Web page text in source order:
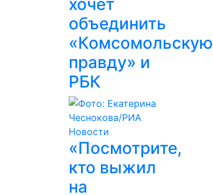
хочет
объединить
«Комсомольскую
правду» и
РБК
«Посмотрите,
кто выжил
на